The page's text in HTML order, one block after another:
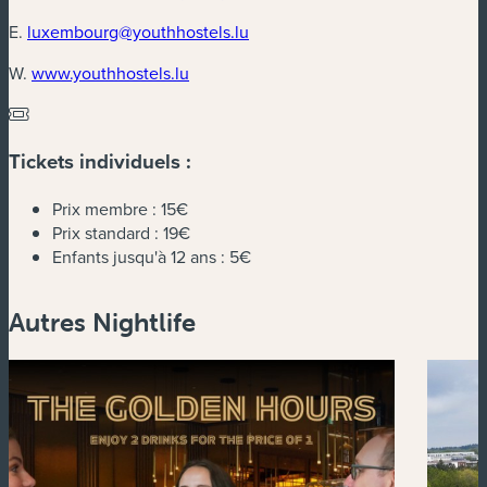
E. luxembourg@youthhostels.lu
W. www.youthhostels.lu
Tickets individuels :
Prix membre : 15€
Prix standard : 19€
Enfants jusqu'à 12 ans : 5€
Autres Nightlife